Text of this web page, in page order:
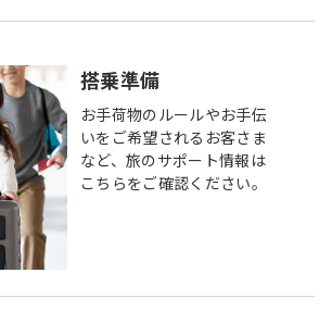
搭乗準備
お手荷物のルールやお手伝
いをご希望されるお客さま
など、旅のサポート情報は
こちらをご確認ください。